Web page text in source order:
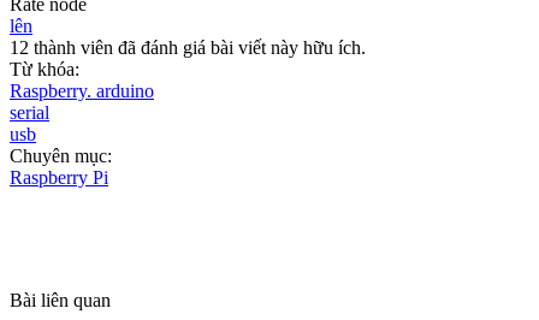
Rate node
lên
12 thành viên đã đánh giá bài viết này hữu ích.
Từ khóa:
Raspberry. arduino
serial
usb
Chuyên mục:
Raspberry Pi
Bài liên quan